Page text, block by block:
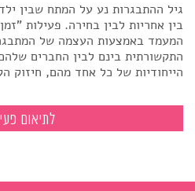
גיל ההתבגרות נע על המתח שבין
בין אחריות לבין בחירה. פעילות
המעמד באמצעות העצמה של
התקשורתית בינם לבין החברים
הייחודיות של כל אחד מהם, חיזוק
לתיאום